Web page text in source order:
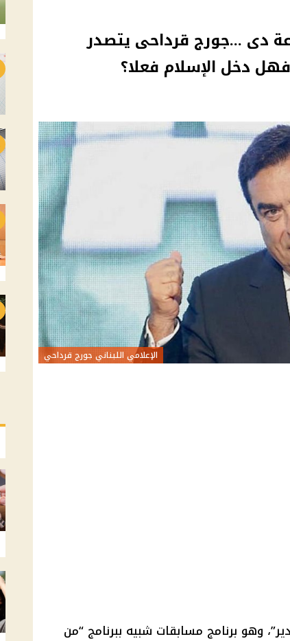
دى ...جورج قرداحى يتصدر
دخل الإسلام فعلا؟
الإعلامي اللبناني جورج قرداحي
وهو برنامج مسابقات شبيه ببرنامج “من